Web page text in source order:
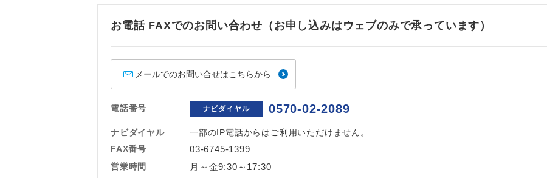
お電話 FAXでのお問い合わせ（お申し込みはウェブのみで承っています）
メールでのお問い合せはこちらから
電話番号 ナビダイヤル 0570-02-2089
ナビダイヤル
一部のIP電話からはご利用いただけません。
FAX番号
03-6745-1399
営業時間 月～金9:30～17:30
航空会社指定
おひとり様バス2席利用